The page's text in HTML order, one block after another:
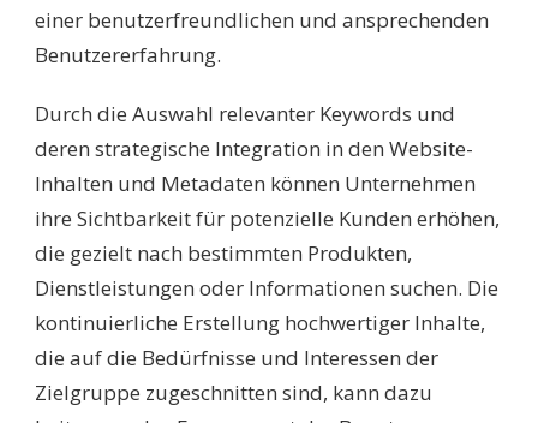
einer benutzerfreundlichen und ansprechenden
Benutzererfahrung.
Durch die Auswahl relevanter Keywords und
deren strategische Integration in den Website-
Inhalten und Metadaten können Unternehmen
ihre Sichtbarkeit für potenzielle Kunden erhöhen,
die gezielt nach bestimmten Produkten,
Dienstleistungen oder Informationen suchen. Die
kontinuierliche Erstellung hochwertiger Inhalte,
die auf die Bedürfnisse und Interessen der
Zielgruppe zugeschnitten sind, kann dazu